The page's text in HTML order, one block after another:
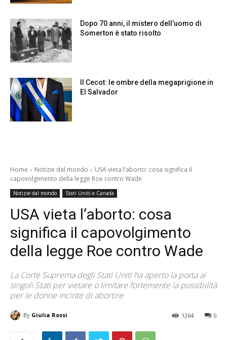
Dopo 70 anni, il mistero dell’uomo di
Somerton è stato risolto
Il Cecot: le ombre della megaprigione in
El Salvador